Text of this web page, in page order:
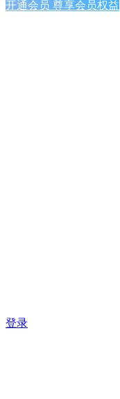
开通会员 尊享会员权益
登录